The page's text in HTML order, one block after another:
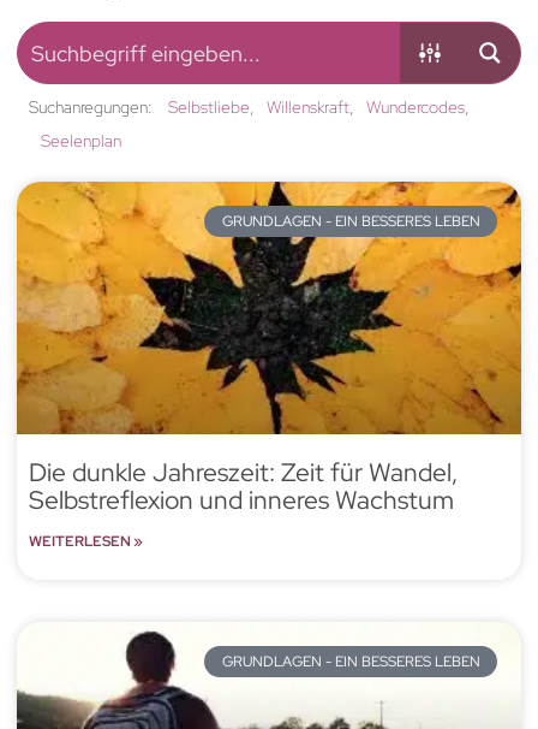
Suchanregungen: Selbstliebe Willenskraft
Wundercodes
Seelenplan
GRUNDLAGEN - EIN BESSERES LEBEN
Die dunkle Jahreszeit: Zeit für Wandel,
Selbstreflexion und inneres Wachstum
WEITERLESEN »
GRUNDLAGEN - EIN BESSERES LEBEN